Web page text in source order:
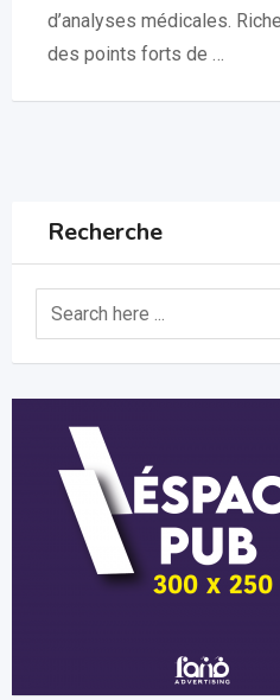
d’analyses médicales.
des points forts de …
Recherche